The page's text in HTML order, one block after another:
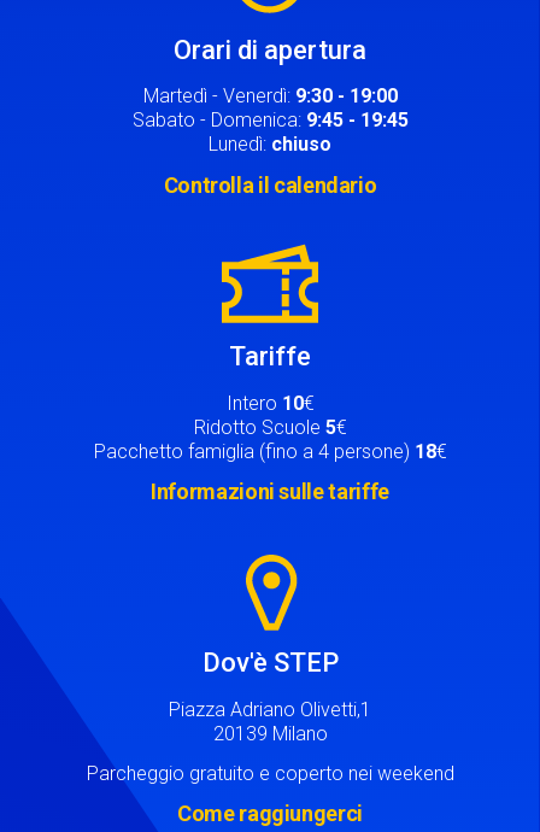
Orari di apertura
Martedì - Venerdì: 9:30 - 19:00
Sabato - Domenica: 9:45 - 19:45
Lunedì: chiuso
Controlla il calendario
Tariffe
Intero 10€
Ridotto Scuole 5€
Pacchetto famiglia (fino a 4 persone) 18€
Informazioni sulle tariffe
Dov'è STEP
Piazza Adriano Olivetti,1
20139 Milano
Parcheggio gratuito e coperto nei weekend
Come raggiungerci